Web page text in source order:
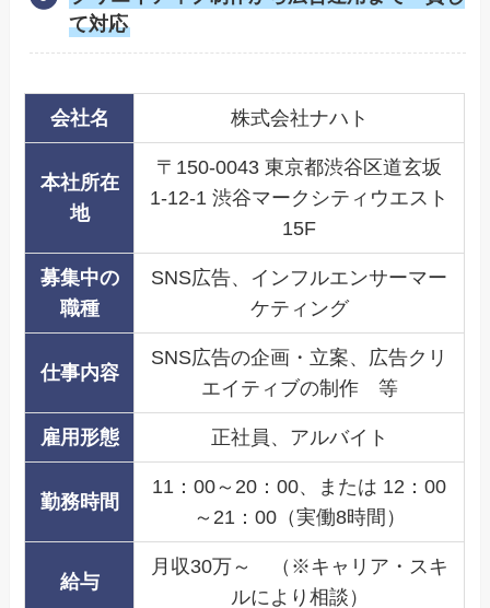
て対応
会社名 株式会社ナハト
本社所在
地
〒150-0043 東京都渋谷区道玄坂
1-12-1 渋谷マークシティウエスト
15F
募集中の
職種
SNS広告、インフルエンサーマー
ケティング
仕事内容
SNS広告の企画・立案、広告クリ
エイティブの制作 等
雇用形態 正社員、アルバイト
勤務時間
11：00～20：00、または 12：00
～21：00（実働8時間）
給与
月収30万～ （※キャリア・スキ
ルにより相談）